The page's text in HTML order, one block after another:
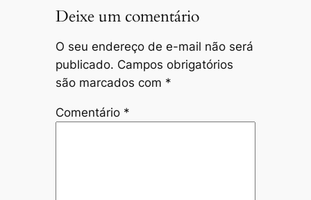
Deixe um comentário
O seu endereço de e-mail não será
publicado. Campos obrigatórios
são marcados com *
Comentário *